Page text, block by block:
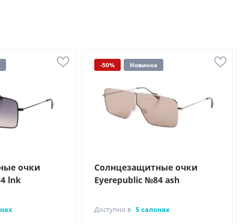
очки
lnk
-50% Новинка
Солнцезащитные очки
Eyerepublic №84 ash
Доступно в 5 салонах